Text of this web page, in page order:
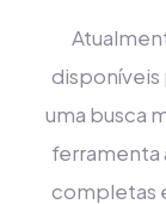
disponíveis
uma busca
ferramenta
completas